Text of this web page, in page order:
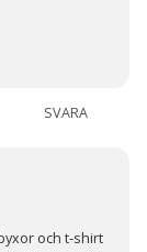
SVARA
och t-shirt